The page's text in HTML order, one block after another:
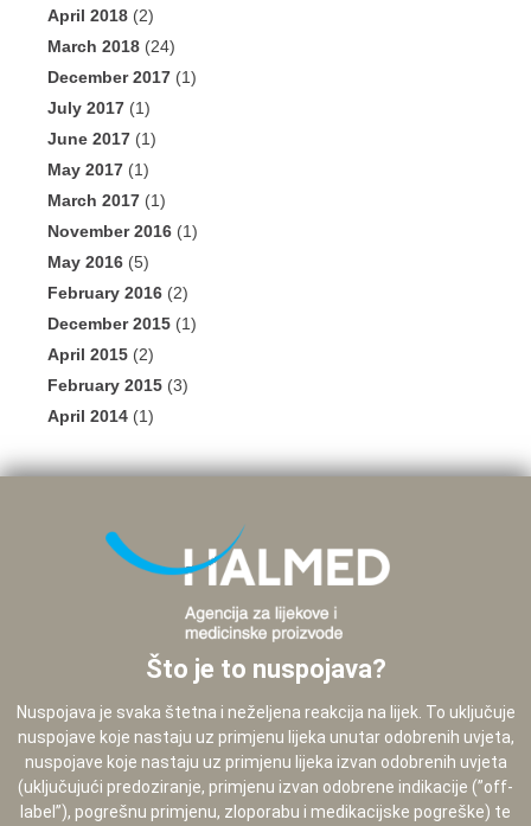
April 2018 (2)
March 2018 (24)
December 2017 (1)
July 2017 (1)
June 2017 (1)
May 2017 (1)
March 2017 (1)
November 2016 (1)
May 2016 (5)
February 2016 (2)
December 2015 (1)
April 2015 (2)
February 2015 (3)
April 2014 (1)
Što je to nuspojava?
Nuspojava je svaka štetna i neželjena reakcija na lijek. To uključuje
nuspojave koje nastaju uz primjenu lijeka unutar odobrenih uvjeta,
nuspojave koje nastaju uz primjenu lijeka izvan odobrenih uvjeta
(uključujući predoziranje, primjenu izvan odobrene indikacije (”off-
label”), pogrešnu primjenu, zloporabu i medikacijske pogreške) te